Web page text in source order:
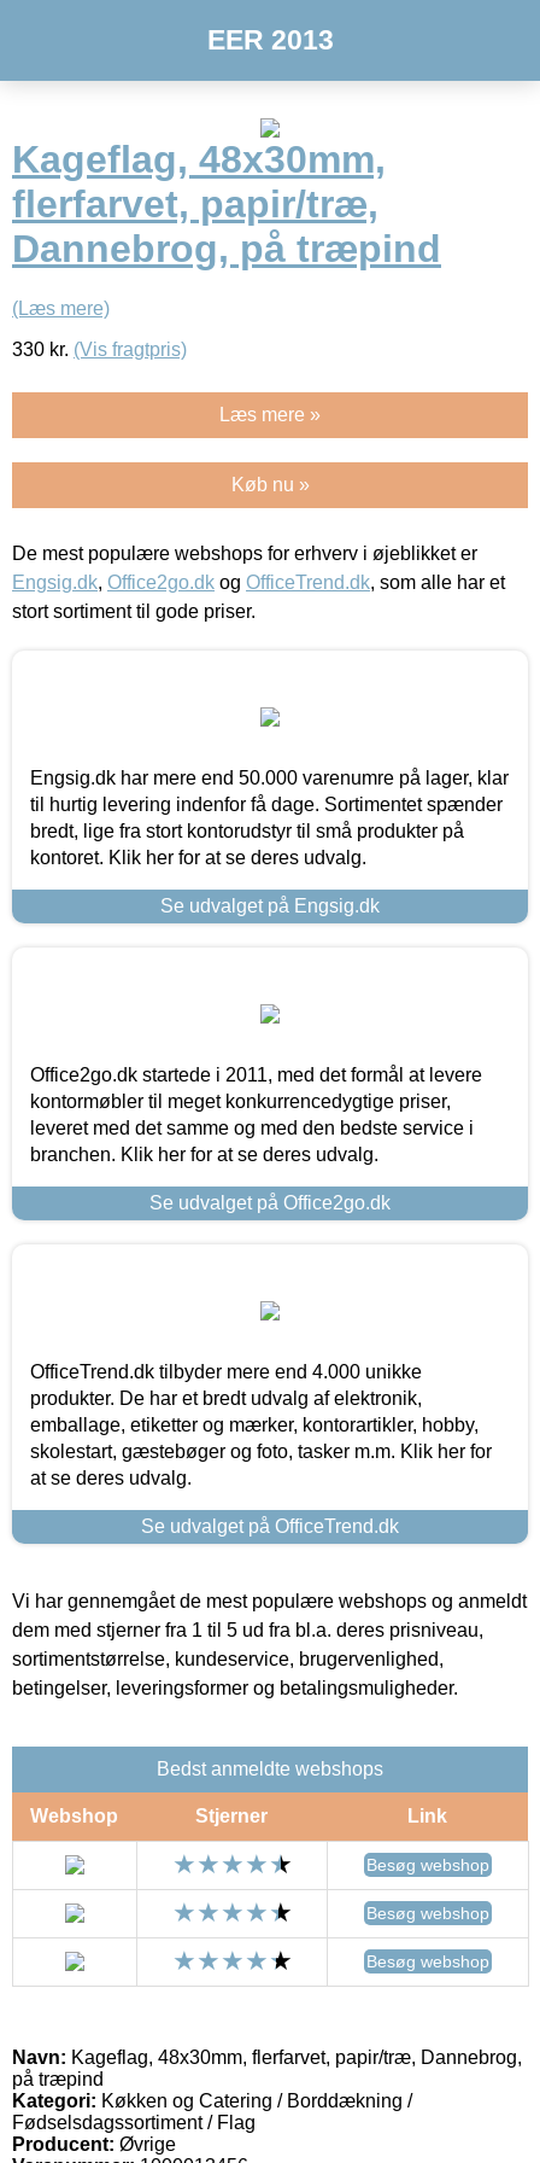
EER 2013
Kageflag, 48x30mm,
flerfarvet, papir/træ,
Dannebrog, på træpind
(Læs mere)
330 kr. (Vis fragtpris)
Læs mere »
Køb nu »
De mest populære webshops for erhverv i øjeblikket er
Engsig.dk, Office2go.dk og OfficeTrend.dk, som alle har et
stort sortiment til gode priser.
Engsig.dk har mere end 50.000 varenumre på lager, klar
til hurtig levering indenfor få dage. Sortimentet spænder
bredt, lige fra stort kontorudstyr til små produkter på
kontoret. Klik her for at se deres udvalg.
Se udvalget på Engsig.dk
Office2go.dk startede i 2011, med det formål at levere
kontormøbler til meget konkurrencedygtige priser,
leveret med det samme og med den bedste service i
branchen. Klik her for at se deres udvalg.
Se udvalget på Office2go.dk
OfficeTrend.dk tilbyder mere end 4.000 unikke
produkter. De har et bredt udvalg af elektronik,
emballage, etiketter og mærker, kontorartikler, hobby,
skolestart, gæstebøger og foto, tasker m.m. Klik her for
at se deres udvalg.
Se udvalget på OfficeTrend.dk
Vi har gennemgået de mest populære webshops og anmeldt
dem med stjerner fra 1 til 5 ud fra bl.a. deres prisniveau,
sortimentstørrelse, kundeservice, brugervenlighed,
betingelser, leveringsformer og betalingsmuligheder.
Bedst anmeldte webshops
Webshop Stjerner Link
Besøg webshop
Besøg webshop
Besøg webshop
Navn: Kageflag, 48x30mm, flerfarvet, papir/træ, Dannebrog,
på træpind
Kategori: Køkken og Catering / Borddækning /
Fødselsdagssortiment / Flag
Producent: Øvrige